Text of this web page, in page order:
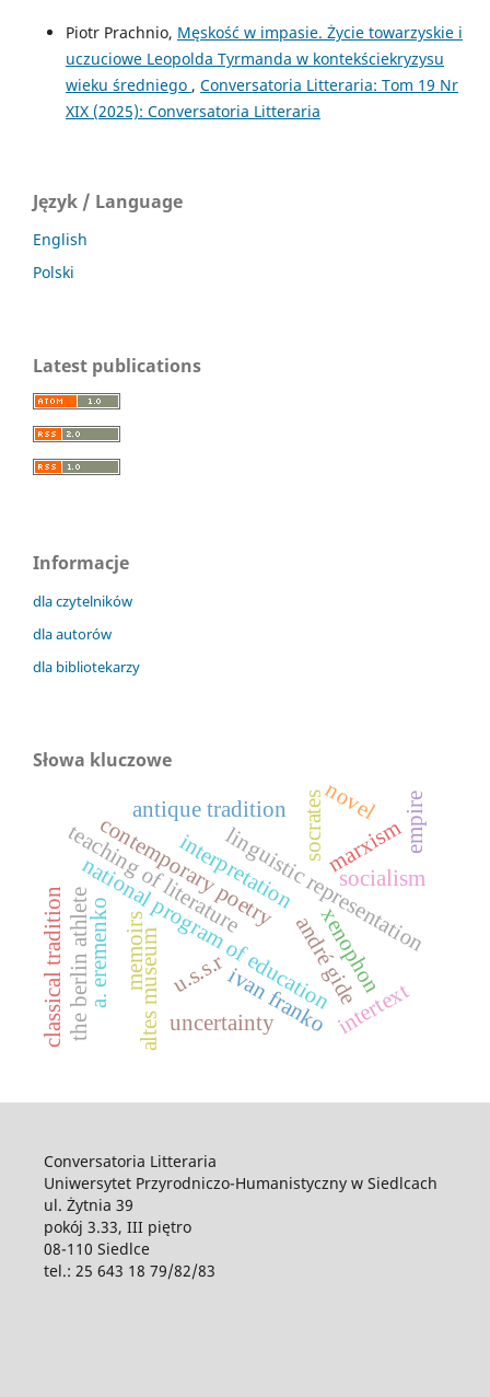
Piotr Prachnio, Męskość w impasie. Życie towarzyskie i
uczuciowe Leopolda Tyrmanda w kontekściekryzysu
wieku średniego , Conversatoria Litteraria: Tom 19 Nr
XIX (2025): Conversatoria Litteraria
Język / Language
English
Polski
Latest publications
Informacje
dla czytelników
dla autorów
dla bibliotekarzy
Słowa kluczowe
teaching of literature
contemporary poetry
interpretation
national program of education
linguistic representation
andré gide
u.s.s.r
classical tradition
antique tradition
xenophon
socrates
altes museum
the berlin athlete ivan franko
socialism
marxism
a. eremenko intertext
memoirs
uncertainty
empire
novel
Conversatoria Litteraria
Uniwersytet Przyrodniczo-Humanistyczny w Siedlcach
ul. Żytnia 39
pokój 3.33, III piętro
08-110 Siedlce
tel.: 25 643 18 79/82/83